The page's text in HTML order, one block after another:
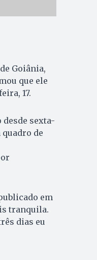
Goiânia,
que ele
17.
sexta-
quadro de
em
tranquila.
dias eu